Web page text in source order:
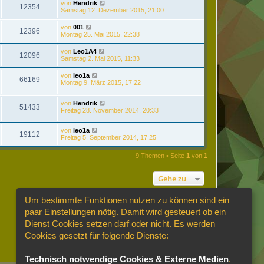
12354 von Hendrik
Samstag 12. Dezember 2015, 21:00
12396 von 001
Montag 25. Mai 2015, 22:38
12096 von Leo1A4
Samstag 2. Mai 2015, 11:33
66169 von leo1a
Montag 9. März 2015, 17:22
51433 von Hendrik
Freitag 28. November 2014, 20:33
19112 von leo1a
Freitag 5. September 2014, 17:25
9 Themen • Seite 1 von 1
Gehe zu
Um bestimmte Funktionen nutzen zu können sind ein
paar Einstellungen nötig. Damit wird gesteuert ob ein
Dienst Cookies setzen darf oder nicht. Es werden
Cookies gesetzt für folgende Dienste:
Technisch notwendige Cookies & Externe Medien.